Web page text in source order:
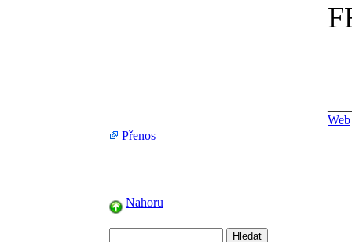
Web
Přenos
Nahoru